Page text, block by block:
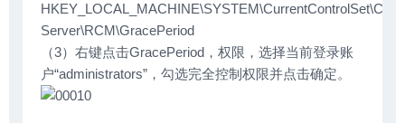
Server\RCM\GracePeriod
（3）右键点击GracePeriod，权限，选择当前登录账
户“administrators”，勾选完全控制权限并点击确定。